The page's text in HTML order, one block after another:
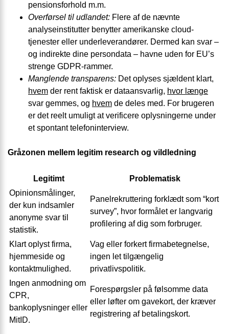
pensionsforhold m.m.
Overførsel til udlandet: Flere af de nævnte
analyseinstitutter benytter amerikanske cloud-
tjenester eller underleverandører. Dermed kan svar –
og indirekte dine persondata – havne uden for EU’s
strenge GDPR-rammer.
Manglende transparens: Det oplyses sjældent klart,
hvem der rent faktisk er data­ansvarlig, hvor længe
svar gemmes, og hvem de deles med. For brugeren
er det reelt umuligt at verificere oplysningerne under
et spontant telefon­interview.
Gråzonen mellem legitim research og vildledning
Legitimt
Problematisk
Opinionsmålinger,
der kun indsamler
anonyme svar til
statistik.
Panelrekruttering forklædt som “kort
survey”, hvor formålet er langvarig
profilering af dig som forbruger.
Klart oplyst firma,
hjemmeside og
kontakt­mulighed.
Vag eller forkert firmabetegnelse,
ingen let tilgængelig
privatlivspolitik.
Ingen anmodning om
CPR,
bankoplysninger eller
MitID.
Forespørgsler på følsomme data
eller løfter om gavekort, der kræver
registrering af betalings­kort.